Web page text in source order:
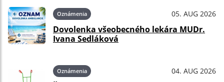
Oznámenia 05. AUG 2026
Dovolenka všeobecného lekára MUDr.
Ivana Sedláková
Oznámenia 04. AUG 2026